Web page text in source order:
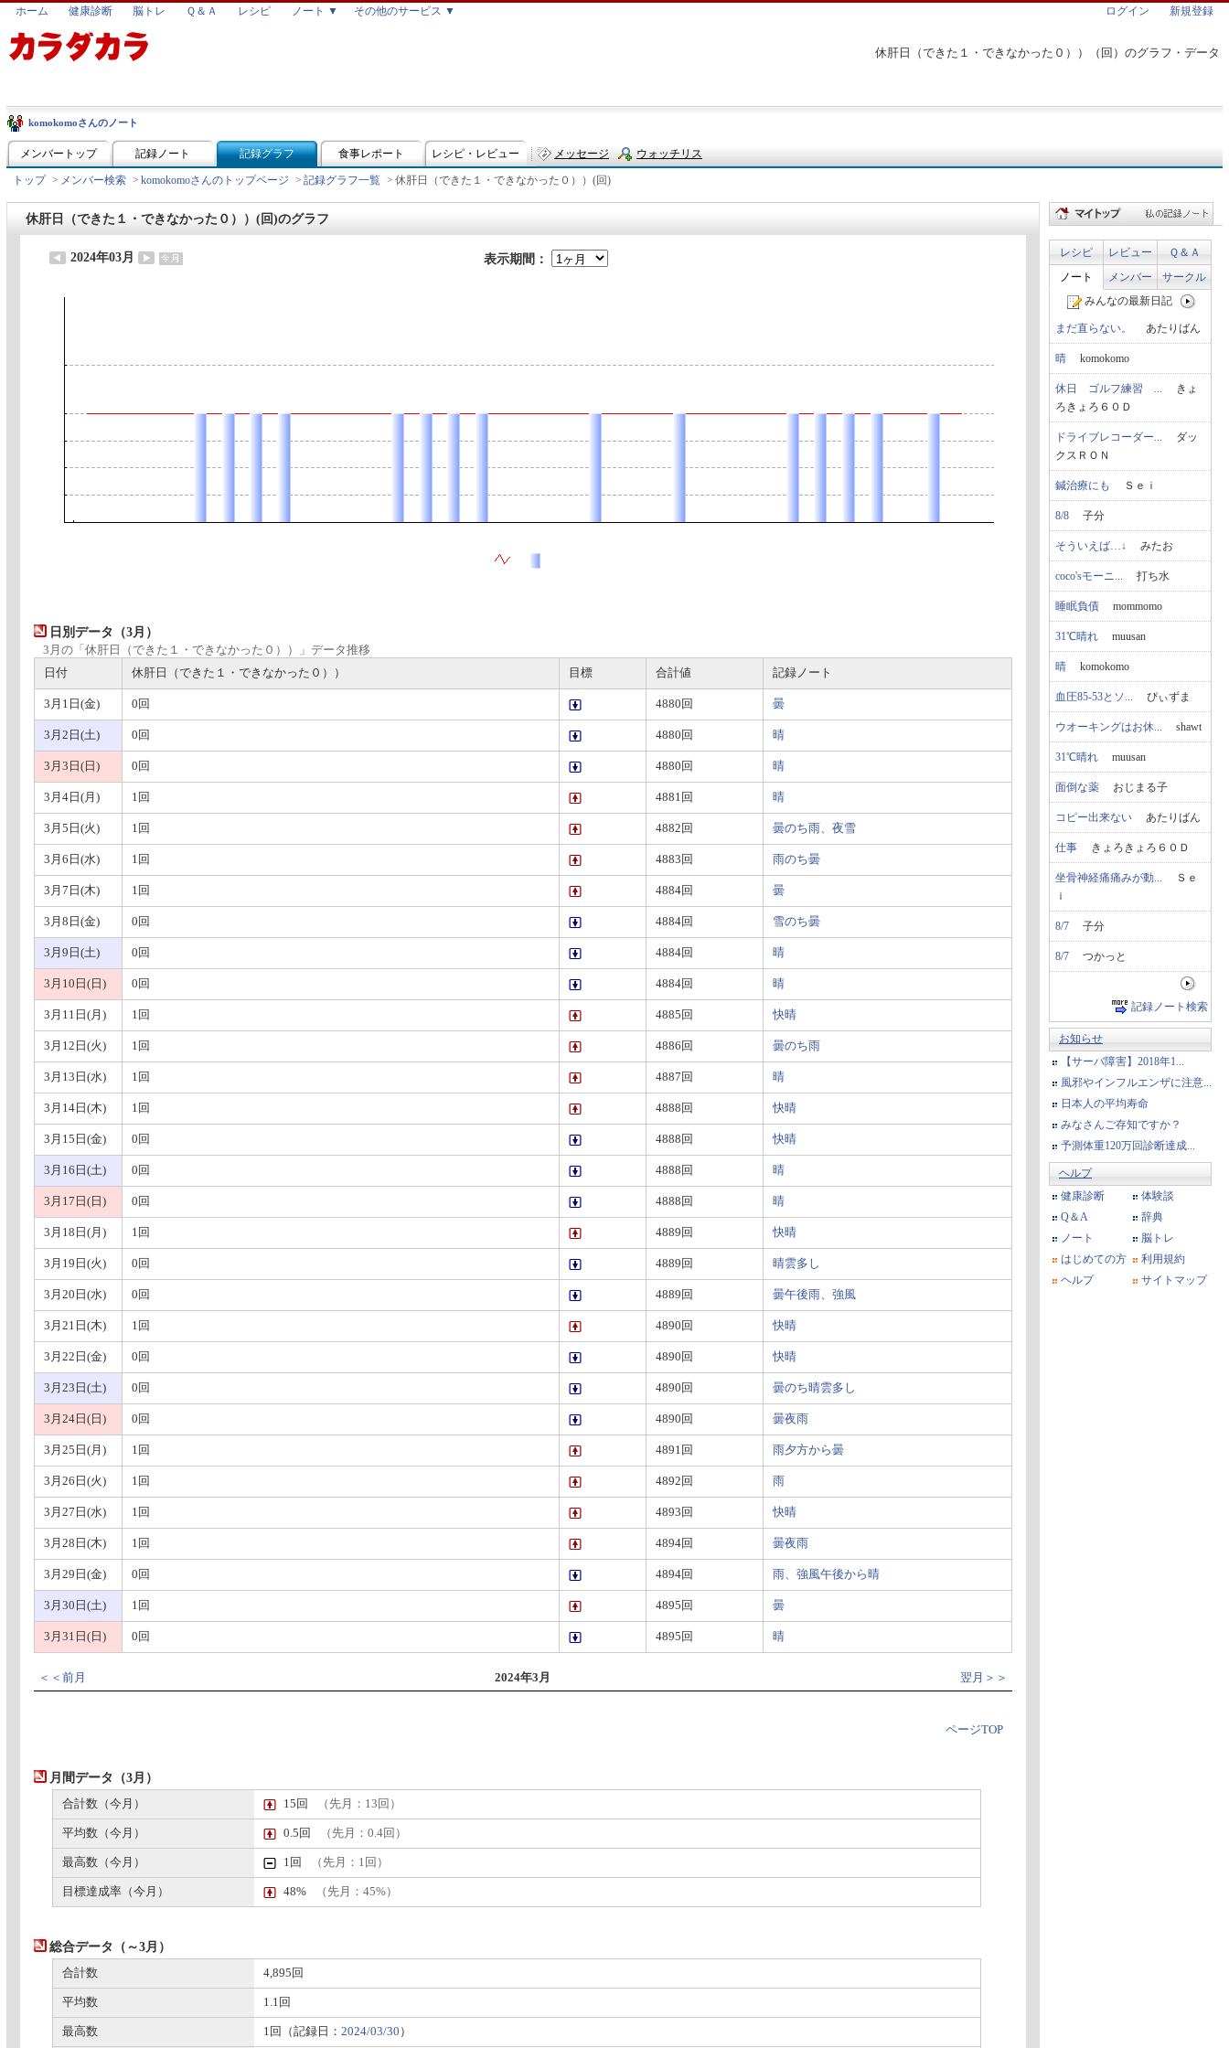
休肝日（できた１・できなかった０））（回）のグラフ・データ
ホーム 健康診断 脳トレ Ｑ＆Ａ レシピ ノート ▼ その他のサービス ▼ ログイン 新規登録
komokomoさんのノート
メンバートップ 記録ノート 記録グラフ 食事レポート レシピ・レビュー メッセージ ウォッチリス
トップ > メンバー検索 > komokomoさんのトップページ > 記録グラフ一覧 > 休肝日（できた１・できなかった０））(回)
休肝日（できた１・できなかった０））(回)のグラフ
2024年03月 表示期間：
日別データ（3月）
3月の「休肝日（できた１・できなかった０））」データ推移
日付
休肝日（できた１・できなかった０）） 目標 合計値 記録ノート
3月1日(金) 0回 4880回 曇
3月2日(土) 0回 4880回 晴
3月3日(日) 0回 4880回 晴
3月4日(月) 1回 4881回 晴
3月5日(火) 1回 4882回 曇のち雨、夜雪
3月6日(水) 1回 4883回 雨のち曇
3月7日(木) 1回 4884回 曇
3月8日(金) 0回 4884回 雪のち曇
3月9日(土) 0回 4884回 晴
3月10日(日) 0回 4884回 晴
3月11日(月) 1回 4885回 快晴
3月12日(火) 1回 4886回 曇のち雨
3月13日(水) 1回 4887回 晴
3月14日(木) 1回 4888回 快晴
3月15日(金) 0回 4888回 快晴
3月16日(土) 0回 4888回 晴
3月17日(日) 0回 4888回 晴
3月18日(月) 1回 4889回 快晴
3月19日(火) 0回 4889回 晴雲多し
3月20日(水) 0回 4889回 曇午後雨、強風
3月21日(木) 1回 4890回 快晴
3月22日(金) 0回 4890回 快晴
3月23日(土) 0回 4890回 曇のち晴雲多し
3月24日(日) 0回 4890回 曇夜雨
3月25日(月) 1回 4891回 雨夕方から曇
3月26日(火) 1回 4892回 雨
3月27日(水) 1回 4893回 快晴
3月28日(木) 1回 4894回 曇夜雨
3月29日(金) 0回 4894回 雨、強風午後から晴
3月30日(土) 1回 4895回 曇
3月31日(日) 0回 4895回 晴
＜＜前月 2024年3月 翌月＞＞
ページTOP
月間データ（3月）
合計数（今月） 15回 （先月：13回）
平均数（今月） 0.5回 （先月：0.4回）
最高数（今月） 1回 （先月：1回）
目標達成率（今月） 48% （先月：45%）
総合データ（～3月）
合計数 4,895回
平均数 1.1回
最高数 1回（記録日： 2024/03/30 ）
レシピ レビュー
Ｑ＆Ａ
ノート
メンバー
サークル
みんなの最新日記
まだ直らない。 あたりばん
晴 komokomo
休日 ゴルフ練習 ... きょ
ろきょろ６０Ｄ
ドライブレコーダー... ダッ
クスＲＯＮ
鍼治療にも Ｓｅｉ
8/8 子分
そういえば…↓ みたお
coco'sモーニ... 打ち水
睡眠負債 mommomo
31℃晴れ muusan
晴 komokomo
血圧85-53とソ... ぴぃずま
ウオーキングはお休... shawt
31℃晴れ muusan
面倒な薬 おじまる子
コピー出来ない あたりばん
仕事 きょろきょろ６０Ｄ
坐骨神経痛痛みが動... Ｓｅ
ｉ
8/7 子分
8/7 つかっと
記録ノート検索
お知らせ
【サーバ障害】2018年1...
風邪やインフルエンザに注意...
日本人の平均寿命
みなさんご存知ですか？
予測体重120万回診断達成...
ヘルプ
健康診断
体験談
Q＆A
辞典
ノート
脳トレ
はじめての方
利用規約
ヘルプ
サイトマップ